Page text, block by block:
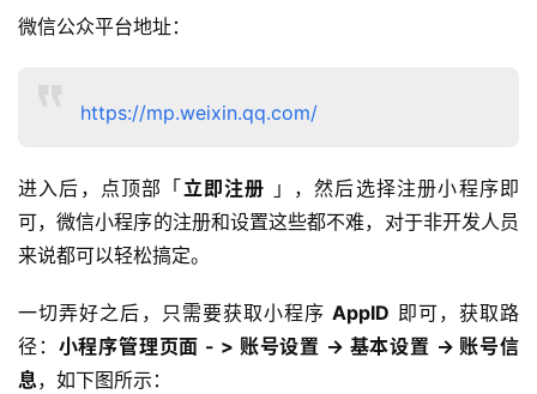
微信公众平台地址：
https://mp.weixin.qq.com/
进入后，点顶部「立即注册 」，然后选择注册小程序即
可，微信小程序的注册和设置这些都不难，对于非开发人员
来说都可以轻松搞定。
一切弄好之后，只需要获取小程序 AppID 即可，获取路
径： 小程序管理页面 - > 账号设置 -> 基本设置 -> 账号信
息，如下图所示：